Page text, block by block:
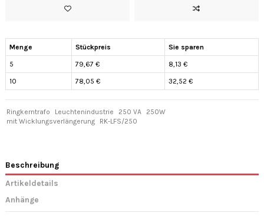
Menge Stückpreis Sie sparen
5 79,67 € 8,13 €
10 78,05 € 32,52 €
Ringkerntrafo Leuchtenindustrie 250 VA
250W
mit Wicklungsverlängerung
RK-LFS/250
Beschreibung
Artikeldetails
Anhänge